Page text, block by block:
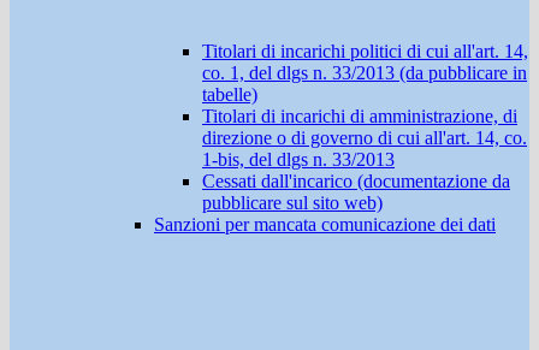
Titolari di incarichi politici di cui all'art. 14,
co. 1, del dlgs n. 33/2013 (da pubblicare in
tabelle)
Titolari di incarichi di amministrazione, di
direzione o di governo di cui all'art. 14, co.
1-bis, del dlgs n. 33/2013
Cessati dall'incarico (documentazione da
pubblicare sul sito web)
Sanzioni per mancata comunicazione dei dati